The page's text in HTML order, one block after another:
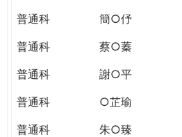
格。r
e
普通科 簡○伃
普通科
蔡○蓁
普通科
謝○平
普通科
○芷瑜
普通科
朱○臻